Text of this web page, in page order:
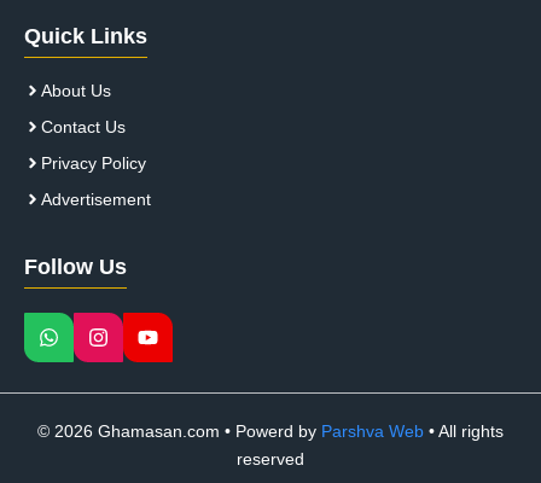
Quick Links
About Us
Contact Us
Privacy Policy
Advertisement
Follow Us
© 2026 Ghamasan.com • Powerd by Parshva Web • All rights
reserved